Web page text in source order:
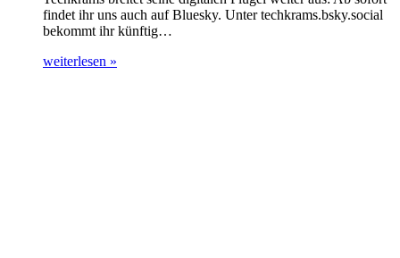
findet ihr uns auch auf Bluesky. Unter techkrams.bsky.social
bekommt ihr künftig…
weiterlesen »